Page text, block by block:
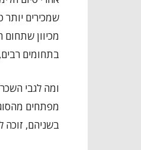
שמכירים
מכיוון שתחום
בתחומים
מפתחים
בשניהם, זוכה